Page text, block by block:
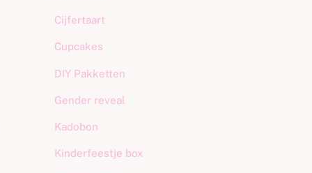
Cijfertaart
Cupcakes
DIY Pakketten
Gender reveal
Kadobon
Kinderfeestje box